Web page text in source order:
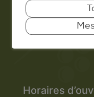
1975
St-
T. 027 345
Horaires